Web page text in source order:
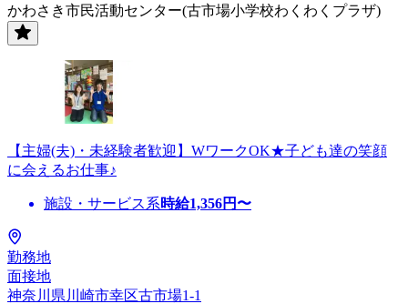
かわさき市民活動センター(古市場小学校わくわくプラザ)
【主婦(夫)・未経験者歓迎】WワークOK★子ども達の笑顔
に会えるお仕事♪
施設・サービス系時給1,356円〜
勤務地
面接地
神奈川県川崎市幸区古市場1-1